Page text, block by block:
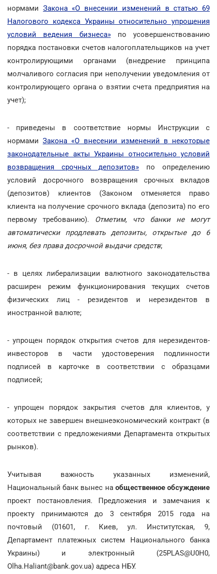
нормами Закона «О внесении изменений в статью 69
Налогового кодекса Украины относительно упрощения
условий ведения бизнеса»по усовершенствованию
порядка постановки счетов налогоплательщиков на учет
контролирующими органами (внедрение принципа
молчаливого согласия при неполучении уведомления от
контролирующего органа о взятии счета предприятия на
учет);
- приведены в соответствие нормы Инструкции с
нормамиЗакона «О внесении изменений в некоторые
законодательные акты Украины относительно условий
возвращения срочных депозитов» по определению
условий досрочного возвращения срочных вкладов
(депозитов) клиентов (Законом отменяется право
клиента на получение срочного вклада (депозита) по его
первому требованию).
Отметим, что банки не могут
автоматически продлевать депозиты, открытые до 6
июня, без права досрочной выдачи средств;
- в целях либерализации валютного законодательства
расширен режим функционирования текущих счетов
физических лиц - резидентов и нерезидентов в
иностранной валюте;
- упрощен порядок открытия счетов для нерезидентов-
инвесторов в части удостоверения подлинности
подписей в карточке в соответствии с образцами
подписей;
- упрощен порядок закрытия счетов для клиентов, у
которых не завершен внешнеэкономический контракт (в
соответствии с предложениями Департамента открытых
рынков).
Учитывая важность указанных изменений,
Национальный банк вынес на общественное обсуждение
проект постановления. Предложения и замечания к
проекту принимаются до 3 сентября 2015 года на
почтовый (01601, г. Киев, ул. Институтская, 9,
Департамент платежных систем Национального банка
Украины) и электронный (25PLAS@U0H0,
Olha.Haliant@bank.gov.ua) адреса НБУ.